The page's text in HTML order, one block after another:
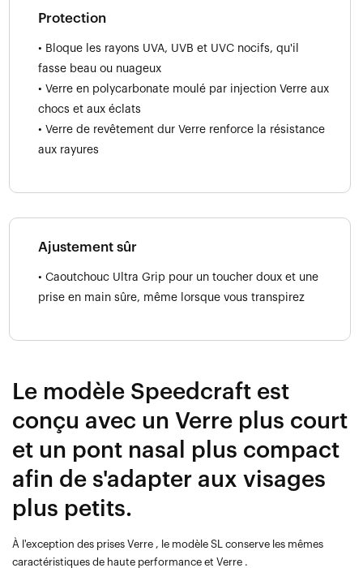
Protection
• Bloque les rayons UVA, UVB et UVC nocifs, qu'il
fasse beau ou nuageux
• Verre en polycarbonate moulé par injection Verre aux
chocs et aux éclats
• Verre de revêtement dur Verre renforce la résistance
aux rayures
Ajustement sûr
• Caoutchouc Ultra Grip pour un toucher doux et une
prise en main sûre, même lorsque vous transpirez
Le modèle Speedcraft est
conçu avec un Verre plus court
et un pont nasal plus compact
afin de s'adapter aux visages
plus petits.
À l'exception des prises Verre , le modèle SL conserve les mêmes
caractéristiques de haute performance et Verre .